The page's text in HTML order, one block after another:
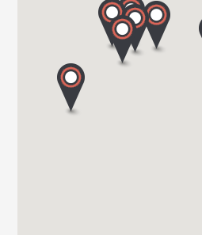
S.P. ex S.S. 494 al KM 21,100
20080 OZZERO - MI
Tel. 0039 02 94 004 141